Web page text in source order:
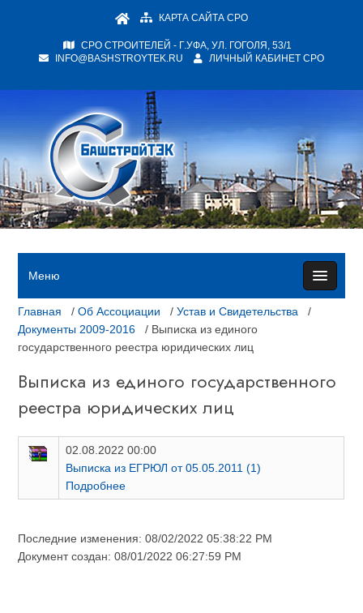
КАРТА САЙТА СРО
СРО СТРОИТЕЛЕЙ - Г.УФА, УЛ. ГОГОЛЯ, 53/1
INFO@BASHSTROYTEK.RU
ЛИЧНЫЙ КАБИНЕТ СРО
Меню
Главная /Об Ассоциации /Устав и Свидетельства
/
Документы 2009-2016
/ Выписка из единого
государственного реестра юридических лиц
Выписка из единого государственного
реестра юридических лиц
02.08.2022 00:00
Выписка из ЕГРЮЛ от 05.05.2011 (1)
Подробнее
Последние изменения: 08/02/2022 05:38:22 PM
Документ создан: 08/01/2022 06:27:59 PM